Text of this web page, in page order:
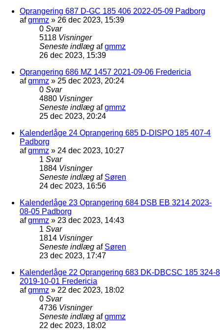
Oprangering 687 D-GC 185 406 2022-05-09 Padborg
afgmmz » 26 dec 2023, 15:39
0 Svar
5118 Visninger
Seneste indlæg afgmmz
26 dec 2023, 15:39
Oprangering 686 MZ 1457 2021-09-06 Fredericia
afgmmz » 25 dec 2023, 20:24
0 Svar
4880 Visninger
Seneste indlæg afgmmz
25 dec 2023, 20:24
Kalenderlåge 24 Oprangering 685 D-DISPO 185 407-4
Padborg
afgmmz » 24 dec 2023, 10:27
1 Svar
1884 Visninger
Seneste indlæg af Søren
24 dec 2023, 16:56
Kalenderlåge 23 Oprangering 684 DSB EB 3214 2023-
08-05 Padborg
afgmmz » 23 dec 2023, 14:43
1 Svar
1814 Visninger
Seneste indlæg af Søren
23 dec 2023, 17:47
Kalenderlåge 22 Oprangering 683 DK-DBCSC 185 324-8
2019-10-01 Fredericia
afgmmz » 22 dec 2023, 18:02
0 Svar
4736 Visninger
Seneste indlæg afgmmz
22 dec 2023, 18:02